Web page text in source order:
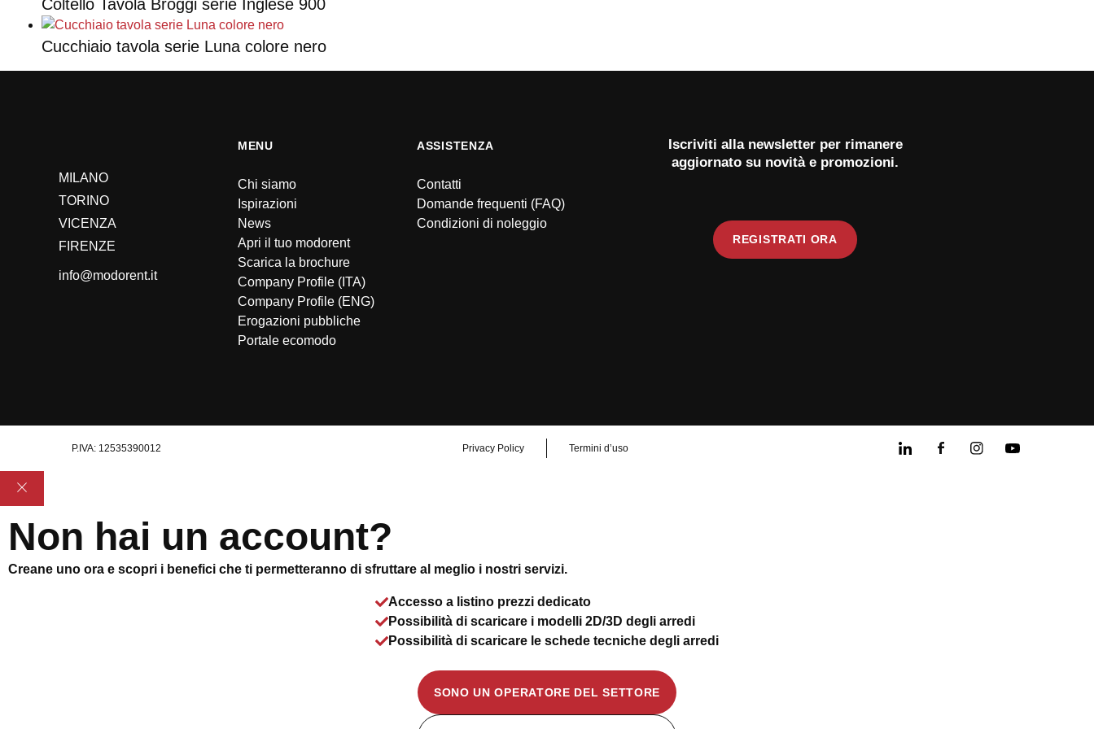
Coltello Tavola Broggi serie Inglese 900
Cucchiaio tavola serie Luna colore nero
MILANO
TORINO
VICENZA
FIRENZE
info@modorent.it
MENU
Chi siamo
Ispirazioni
News
Apri il tuo modorent
Scarica la brochure
Company Profile (ITA)
Company Profile (ENG)
Erogazioni pubbliche
Portale ecomodo
ASSISTENZA
Contatti
Domande frequenti (FAQ)
Condizioni di noleggio
Iscriviti alla newsletter per rimanere
aggiornato su novità e promozioni.
REGISTRATI ORA
P.IVA: 12535390012 Privacy Policy Termini d’uso
Non hai un account?
Creane uno ora e scopri i benefici che ti permetteranno di sfruttare al meglio i nostri servizi.
Accesso a listino prezzi dedicato
Possibilità di scaricare i modelli 2D/3D degli arredi
Possibilità di scaricare le schede tecniche degli arredi
SONO UN OPERATORE DEL SETTORE